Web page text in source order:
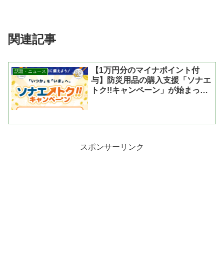
関連記事
話題・ニュース
【1万円分のマイナポイント付
与】防災用品の購入支援「ソナエ
トク!!キャンペーン」が始まった
スポンサーリンク